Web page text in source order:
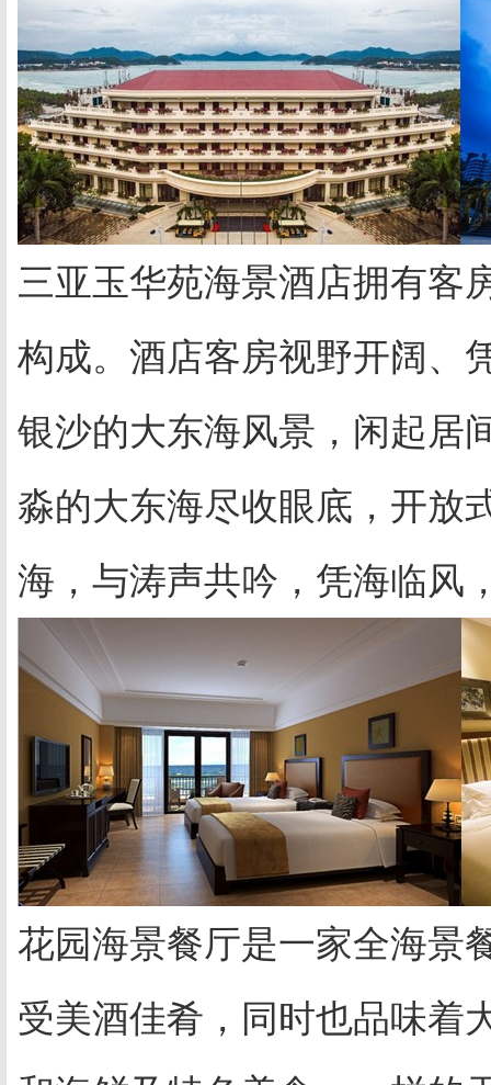
三亚玉华苑海景酒店拥有客
构成。酒店客房视野开阔、
银沙的大东海风景，闲起居
淼的大东海尽收眼底，开放
海，与涛声共吟，凭海临风
花园海景餐厅是一家全海景
受美酒佳肴，同时也品味着